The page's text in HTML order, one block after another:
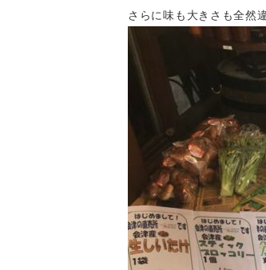
さらに味も大きさも全然